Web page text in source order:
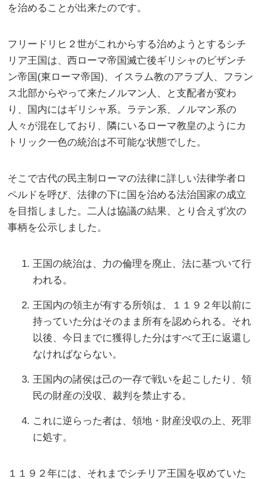
を治めることが出来たのです。
フリードリヒ２世がこれからする治めようとするシチ
リア王国は、西ローマ帝国滅亡後ギリシャのビザンチ
ン帝国(東ローマ帝国)、イスラム教のアラブ人、フラン
ス北部からやって来たノルマン人、と支配者が変わ
り、国内にはギリシャ系。ラテン系、ノルマン系の
人々が混在しており、隣にいるローマ教皇のようにカ
トリック一色の統治は不可能な状態でした。
そこで古代の民主制ローマの法律に詳しい法律学者ロ
ペルドを呼び、法律の下に国を治める法治国家の成立
を目指しました。二人は協議の結果、とり合えず次の
事柄を公示しました。
王国の統治は、力の倫理を廃止、法に基づいて行
われる。
王国内の領主が有する所領は、１１９２年以前に
持っていた分はそのまま所有を認められる。それ
以後、今日までに獲得した分はすべて王に返還し
なければならない。
王国内の諸侯は己の一存で戦いを起こしたり、領
民の財産の没収、裁判を禁止する。
これに逆らった者は、領地・財産没収の上、死罪
に処す。
１１９２年には、それまでシチリア王国を収めていた